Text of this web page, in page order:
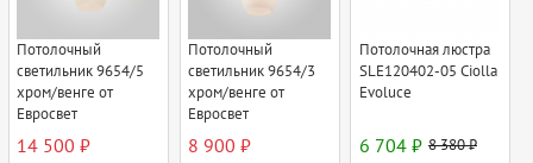
Потолочный
светильник 9654/5
хром/венге от
Евросвет
14 500 ₽
Потолочный
светильник 9654/3
хром/венге от
Евросвет
8 900 ₽
Потолочная люстра
SLE120402-05 Ciolla
Evoluce
6 704 ₽ 8 380 ₽